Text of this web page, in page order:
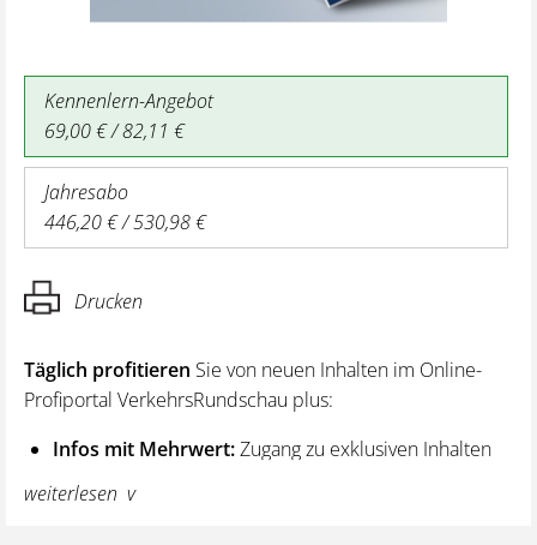
Kennenlern-Angebot
69,00 € / 82,11 €
Jahresabo
446,20 € / 530,98 €
Drucken
Täglich profitieren Sie von neuen Inhalten im Online-
Profiportal VerkehrsRundschau plus:
Infos mit Mehrwert:Zugang zu exklusiven Inhalten
und Hintergrundwissen – von aktuellen Regelungen
wie z. B. bei den Lenk- und Ruhezeiten,
weiterlesen